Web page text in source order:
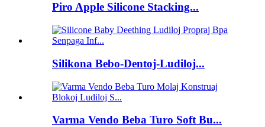
Piro Apple Silicone Stacking...
Silikona Bebo-Dentoj-Ludiloj...
Varma Vendo Beba Turo Soft Bu...